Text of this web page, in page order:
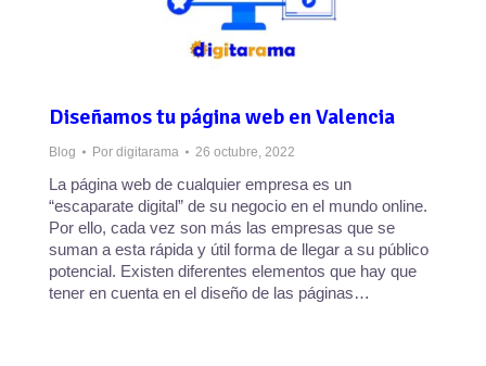
Diseñamos tu página web en Valencia
Blog Por digitarama 26 octubre, 2022
La página web de cualquier empresa es un
“escaparate digital” de su negocio en el mundo online.
Por ello, cada vez son más las empresas que se
suman a esta rápida y útil forma de llegar a su público
potencial. Existen diferentes elementos que hay que
tener en cuenta en el diseño de las páginas…